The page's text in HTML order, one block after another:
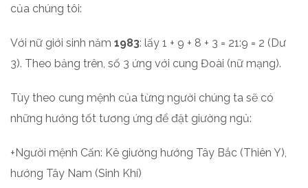
của chúng tôi:
Với nữ giới sinh năm 1983: lấy 1 + 9 + 8 + 3 = 21:9 = 2 (Dư
3). Theo bảng trên, số 3 ứng với cung Đoài (nữ mạng).
Tùy theo cung mệnh của từng người chúng ta sẽ có
những hướng tốt tương ứng để đặt giường ngủ:
+Người mệnh Cấn: Kê giường hướng Tây Bắc (Thiên Y),
hướng Tây Nam (Sinh Khí)